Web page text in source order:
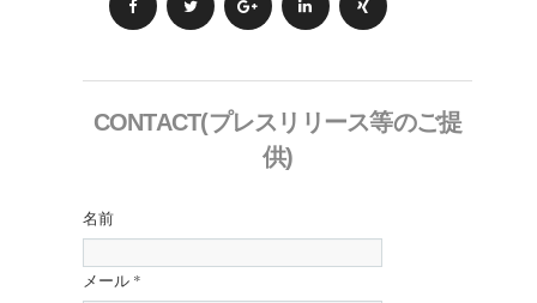
CONTACT(プレスリリース等のご提
供)
名前
メール *